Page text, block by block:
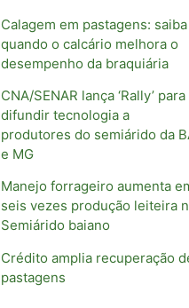
Calagem em pastagens: saiba
quando o calcário melhora o
desempenho da braquiária
CNA/SENAR lança ‘Rally’ para
difundir tecnologia a
produtores do semiárido da
e MG
Manejo forrageiro aumenta
seis vezes produção leiteira
Semiárido baiano
Crédito amplia recuperação
pastagens